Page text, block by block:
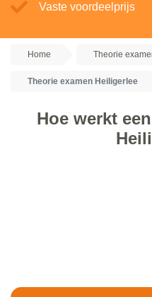
Vaste voordeelprijs
Home Theorie
Theorie examen Heiligerlee
Hoe werkt